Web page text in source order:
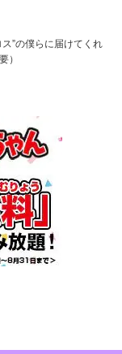
”の僕らに届けてくれ
）